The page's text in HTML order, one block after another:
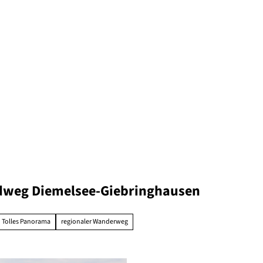
Diemelsee-Giebringhausen
Tolles Panorama regionaler Wanderweg